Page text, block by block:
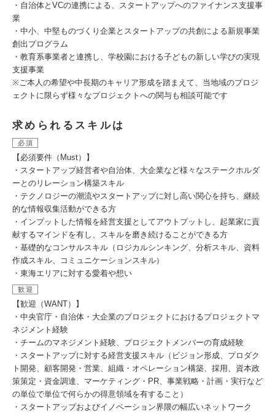
・自治体とVCの連携による、スタートアップへのファイナンス支援事
業
・中小、中堅ものづくり企業とスタートアップの共創による新規事業
創出プログラム
・教育系事業者と連携し、学校園における子どもの新しい学びの実現
支援事業
※ご本人の希望や中長期のキャリア形成を踏まえて、当地域のプロジ
ェクトに限らず様々なプロジェクトへの関与も相談可能です
求められるスキルは
必須
【必須要件（Must）】
・スタートアップ経営者や自治体、大企業など様々なステークホルダ
ーとのリレーション構築スキル
・テクノロジーの潮流やスタートアップに対し高い関心を持ち、継続
的な情報収集活動ができる方
・インプットした情報を経営支援としてアウトプットし、起業家に貢
献するマインドを有し、スキルを磨き続けることができる方
・基礎的なコンサルスキル（ロジカルシンキング、分析スキル、資料
作成スキル、コミュニケーションスキル）
・東海エリアに対する愛着や想い
歓迎
【歓迎（WANT）】
・中央官庁・自治体・大企業のプロジェクトにおけるプロジェクトマ
ネジメント経験
・チームのマネジメント経験、プロジェクトメンバーの育成経験
・スタートアップに対する経営支援スキル（ビジョン形成、プロダク
ト開発、顧客開発・営業、組織・オペレーション構築、採用、資本政
策策定・資金調達、マーケティング・PR、事業戦略・計画・実行など
の単位で単位で何らかの得意領域を有すること）
・スタートアップおよびイノベーション界隈の幅広いネットワーク